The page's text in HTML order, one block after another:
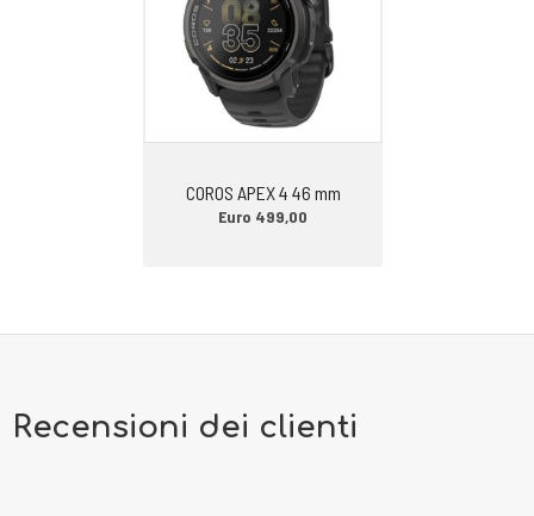
-TERRENO DI CORSA: asfalto o strada bianca.
CONSIGLI DI UTILIZZO. Endorphin Azura è una scarpa da corsa molto
versatile. Perfetta per gli allenamenti su qualunque distanza si
presta anche a correre a ritmi medi senza difficoltà.
COROS APEX 4 46 mm
Euro 499,00
Recensioni dei clienti